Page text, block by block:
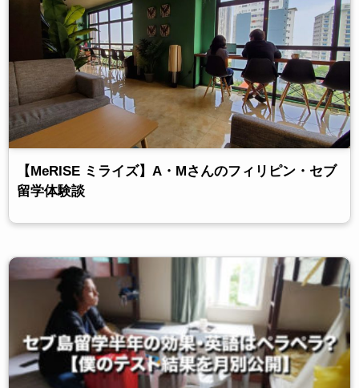
【MeRISE ミライズ】A・Mさんのフィリピン・セブ
留学体験談